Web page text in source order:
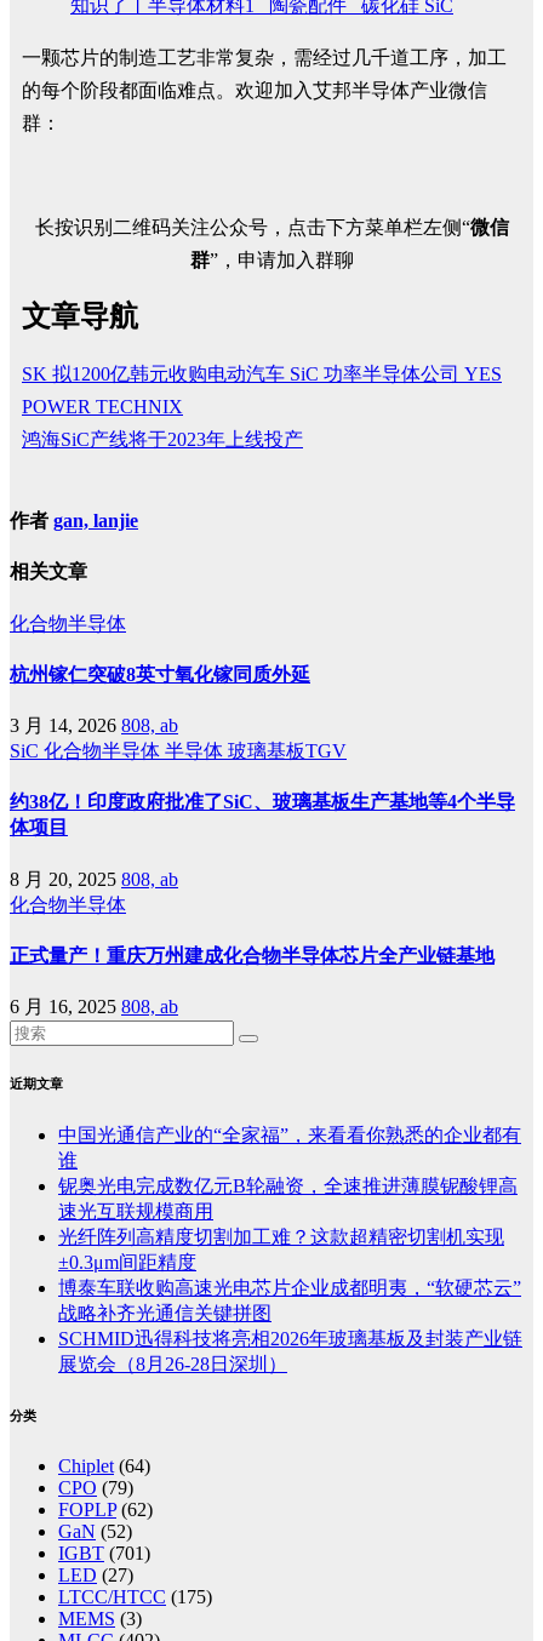
知识了丨半导体材料1_ 陶瓷配件_ 碳化硅 SiC
一颗芯片的制造工艺非常复杂，需经过几千道工序，加工
的每个阶段都面临难点。欢迎加入艾邦半导体产业微信
群：
长按识别二维码关注公众号，点击下方菜单栏左侧“微信
群”，申请加入群聊
文章导航
SK 拟1200亿韩元收购电动汽车 SiC 功率半导体公司 YES
POWER TECHNIX
鸿海SiC产线将于2023年上线投产
作者 gan, lanjie
相关文章
化合物半导体
杭州镓仁突破8英寸氧化镓同质外延
3 月 14, 2026 808, ab
SiC 化合物半导体 半导体 玻璃基板TGV
约38亿！印度政府批准了SiC、玻璃基板生产基地等4个半导
体项目
8 月 20, 2025 808, ab
化合物半导体
正式量产！重庆万州建成化合物半导体芯片全产业链基地
6 月 16, 2025 808, ab
近期文章
中国光通信产业的“全家福”，来看看你熟悉的企业都有
谁
铌奥光电完成数亿元B轮融资，全速推进薄膜铌酸锂高
速光互联规模商用
光纤阵列高精度切割加工难？这款超精密切割机实现
±0.3μm间距精度
博泰车联收购高速光电芯片企业成都明夷，“软硬芯云”
战略补齐光通信关键拼图
SCHMID迅得科技将亮相2026年玻璃基板及封装产业链
展览会（8月26-28日深圳）
分类
Chiplet (64)
CPO (79)
FOPLP(62)
GaN (52)
IGBT (701)
LED (27)
LTCC/HTCC (175)
MEMS (3)